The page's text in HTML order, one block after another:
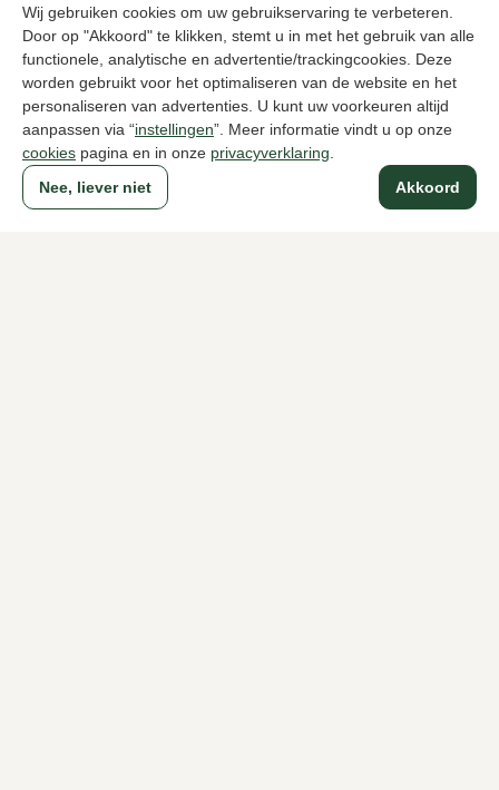
Wij gebruiken cookies om uw gebruikservaring te verbeteren.
Door op "Akkoord" te klikken, stemt u in met het gebruik van alle
functionele, analytische en advertentie/trackingcookies. Deze
worden gebruikt voor het optimaliseren van de website en het
personaliseren van advertenties. U kunt uw voorkeuren altijd
aanpassen via “instellingen”. Meer informatie vindt u op onze
cookies pagina en in onze privacyverklaring
Akkoord
Nee, liever niet
Fabrizio Silenzi
Bruine brogues heren
379,95
Van
Bruine